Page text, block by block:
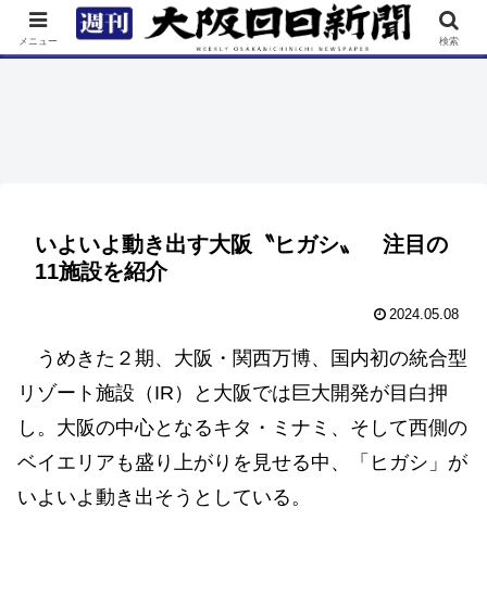
TOP 特集 ニュース 連載 街ネタ イベント
いよいよ動き出す大阪〝ヒガシ〟 注目の
11施設を紹介
2024.05.08
うめきた２期、大阪・関西万博、国内初の統合型
リゾート施設（IR）と大阪では巨大開発が目白押
し。大阪の中心となるキタ・ミナミ、そして西側の
ベイエリアも盛り上がりを見せる中、「ヒガシ」が
いよいよ動き出そうとしている。
メニュー 検索